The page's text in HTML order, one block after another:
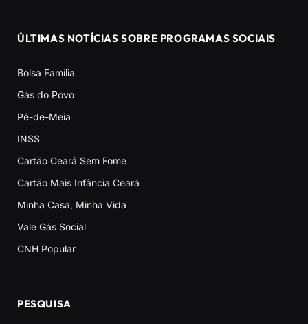
ÚLTIMAS NOTÍCIAS SOBRE PROGRAMAS SOCIAIS
Bolsa Família
Gás do Povo
Pé-de-Meia
INSS
Cartão Ceará Sem Fome
Cartão Mais Infância Ceará
Minha Casa, Minha Vida
Vale Gás Social
CNH Popular
PESQUISA